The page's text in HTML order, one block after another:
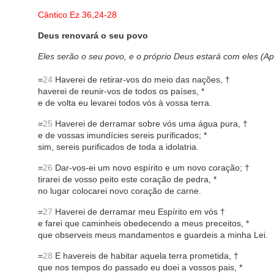
Cântico Ez 36,24-28
Deus renovará o seu povo
Eles serão o seu povo, e o próprio Deus estará com eles (Ap
=24 Haverei de retirar-vos do meio das nações, †
haverei de reunir-vos de todos os países, *
e de volta eu levarei todos vós à vossa terra.
=25 Haverei de derramar sobre vós uma água pura, †
e de vossas imundícies sereis purificados; *
sim, sereis purificados de toda a idolatria.
=26 Dar-vos-ei um novo espírito e um novo coração; †
tirarei de vosso peito este coração de pedra, *
no lugar colocarei novo coração de carne.
=27 Haverei de derramar meu Espírito em vós †
e farei que caminheis obedecendo a meus preceitos, *
que observeis meus mandamentos e guardeis a minha Lei.
=28 E havereis de habitar aquela terra prometida, †
que nos tempos do passado eu doei a vossos pais, *